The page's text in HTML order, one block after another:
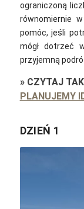
ograniczoną
równomiernie
pomóc, jeśli
mógł dotrzeć
przyjemną
» CZYTAJ
PLANUJEMY
DZIEŃ 1